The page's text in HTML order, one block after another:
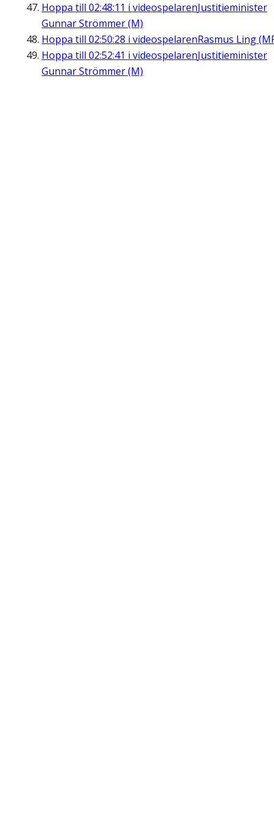
Hoppa till 02:48:11 i videospelarenJustitieminister
Gunnar Strömmer (M)
Hoppa till 02:50:28 i videospelarenRasmus Ling
Hoppa till 02:52:41 i videospelarenJustitieminister
Gunnar Strömmer (M)